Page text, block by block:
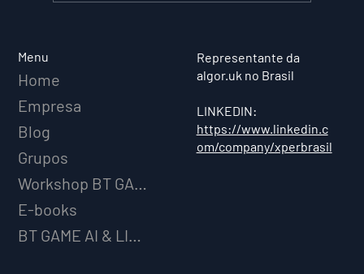
Menu
Home
Empresa
Blog
Grupos
E-books
Representante da
algor.uk no Brasil
LINKEDIN:
https://www.linkedin.c
om/company/xperbrasil